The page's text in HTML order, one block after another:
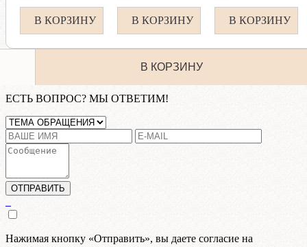
В КОРЗИНУ В КОРЗИНУ В КОРЗИНУ
В КОРЗИНУ
ЕСТЬ ВОПРОС? МЫ ОТВЕТИМ!
Нажимая кнопку «Отправить», вы даете согласие на